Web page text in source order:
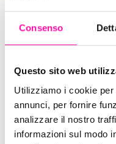
Consenso
Questo sito web
Utilizziamo i cookie
annunci, per fornire
analizzare il nostro
informazioni sul modo